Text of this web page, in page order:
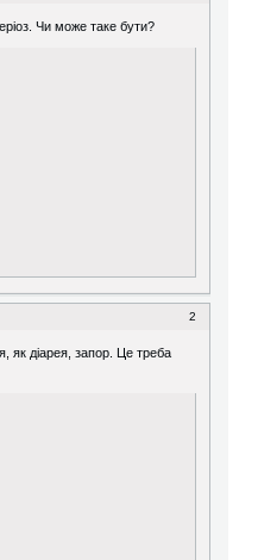
Чи може таке бути?
2
як діарея, запор. Це треба